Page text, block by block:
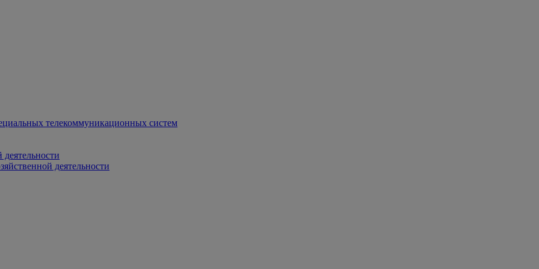
телекоммуникационных систем
деятельности